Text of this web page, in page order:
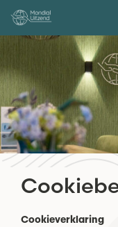
Cookieverklaring